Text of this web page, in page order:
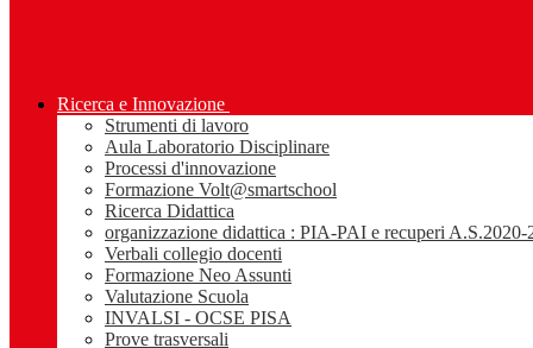
Ricerca e Innovazione
Strumenti di lavoro
Aula Laboratorio Disciplinare
Processi d'innovazione
Formazione Volt@smartschool
Ricerca Didattica
organizzazione didattica : PIA-PAI e recuperi A.S.2020-
Verbali collegio docenti
Formazione Neo Assunti
Valutazione Scuola
INVALSI - OCSE PISA
Prove trasversali